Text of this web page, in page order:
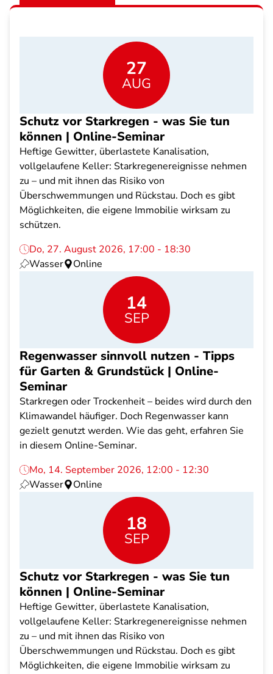
27
AUG
Schutz vor Starkregen - was Sie tun
können | Online-Seminar
Heftige Gewitter, überlastete Kanalisation,
vollgelaufene Keller: Starkregenereignisse nehmen
zu – und mit ihnen das Risiko von
Überschwemmungen und Rückstau. Doch es gibt
Möglichkeiten, die eigene Immobilie wirksam zu
schützen.
Do, 27. August 2026, 17:00 - 18:30
Wasser
Online
14
SEP
Regenwasser sinnvoll nutzen - Tipps
für Garten & Grundstück | Online-
Seminar
Starkregen oder Trockenheit – beides wird durch den
Klimawandel häufiger. Doch Regenwasser kann
gezielt genutzt werden. Wie das geht, erfahren Sie
in diesem Online-Seminar.
Mo, 14. September 2026, 12:00 - 12:30
Wasser
Online
18
SEP
Schutz vor Starkregen - was Sie tun
können | Online-Seminar
Heftige Gewitter, überlastete Kanalisation,
vollgelaufene Keller: Starkregenereignisse nehmen
zu – und mit ihnen das Risiko von
Überschwemmungen und Rückstau. Doch es gibt
Möglichkeiten, die eigene Immobilie wirksam zu